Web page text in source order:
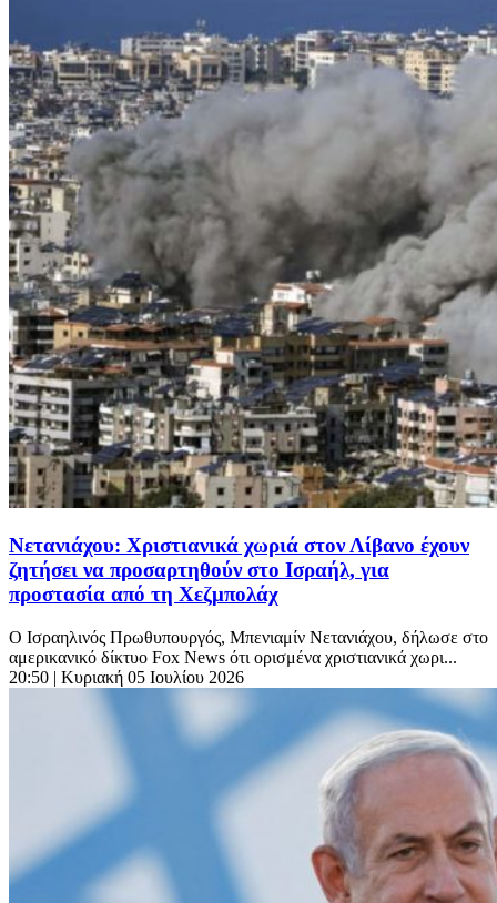
Νετανιάχου: Χριστιανικά χωριά στον Λίβανο έχουν
ζητήσει να προσαρτηθούν στο Ισραήλ, για
προστασία από τη Χεζμπολάχ
Ο Ισραηλινός Πρωθυπουργός, Μπενιαμίν Νετανιάχου, δήλωσε στο
αμερικανικό δίκτυο Fox News ότι ορισμένα χριστιανικά χωρι...
20:50 | Κυριακή 05 Ιουλίου 2026